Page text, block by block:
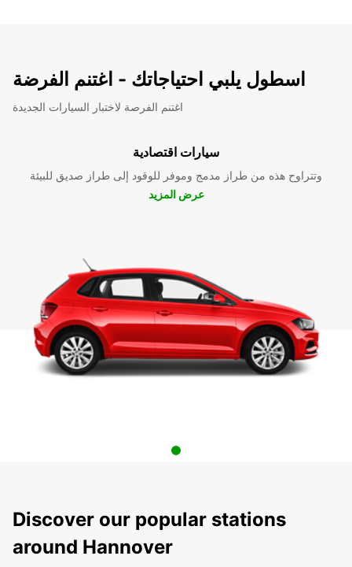
اسطول يلبي احتياجاتك - اغتنم الفرضة
اغتنم الفرصة لاختبار السيارات الجديدة
سيارات اقتصادية
وتتراوح هذه من طراز مدمج وموفر للوقود إلى طراز صديق للبيئة
عرض المزيد
Discover our popular stations
around Hannover